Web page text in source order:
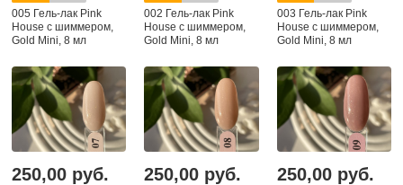
005 Гель-лак Pink
House с шиммером,
Gold Mini, 8 мл
002 Гель-лак Pink
House с шиммером,
Gold Mini, 8 мл
003 Гель-лак Pink
House с шиммером,
Gold Mini, 8 мл
250,00 руб. 250,00 руб. 250,00 руб.